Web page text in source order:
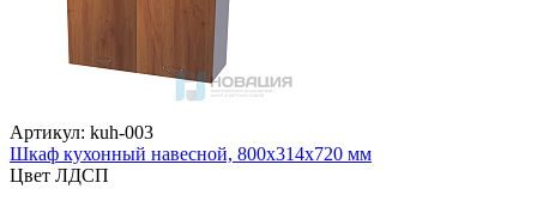
Артикул: kuh-003
Шкаф кухонный навесной, 800х314х720 мм
Цвет ЛДСП